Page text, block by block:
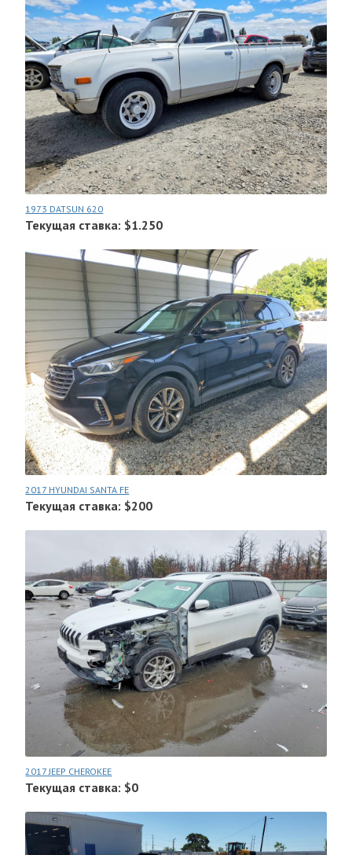
1973 DATSUN 620
Текущая ставка: $1.250
2017 HYUNDAI SANTA FE
Текущая ставка: $200
2017 JEEP CHEROKEE
Текущая ставка: $0